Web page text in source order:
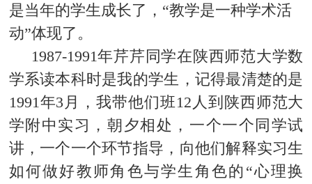
是当年的学生成长了，“教学是一种学术活
动”体现了。
1987-1991年芹芹同学在陕西师范大学数
学系读本科时是我的学生，记得最清楚的是
1991 年3 月，我带他们班12 人到陕西师范大
学附中实习，朝夕相处，一个一个同学试
讲，一个一个环节指导，向他们解释实习生
如何做好教师角色与学生角色的“心理换